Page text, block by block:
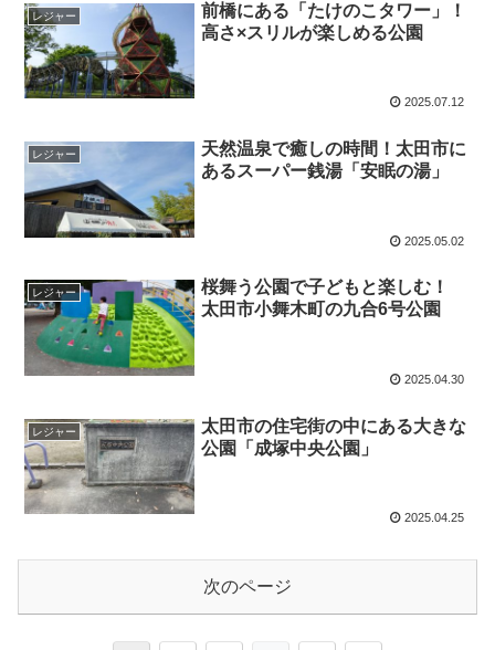
レジャー
前橋にある「たけのこタワー」！
高さ×スリルが楽しめる公園
2025.07.12
レジャー
天然温泉で癒しの時間！太田市に
あるスーパー銭湯「安眠の湯」
2025.05.02
レジャー
桜舞う公園で子どもと楽しむ！
太田市小舞木町の九合6号公園
2025.04.30
レジャー
太田市の住宅街の中にある大きな
公園「成塚中央公園」
2025.04.25
次のページ